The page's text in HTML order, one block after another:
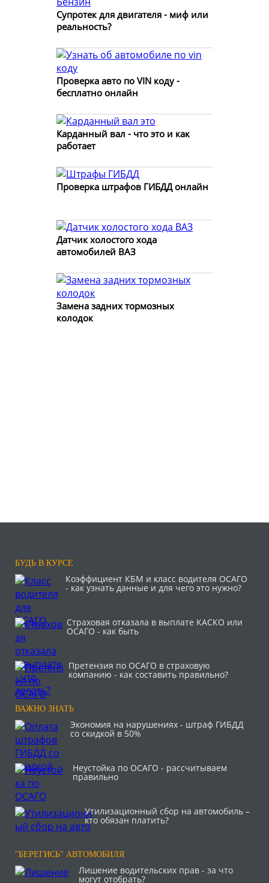
Супротек для двигателя - миф или
реальность?
Проверка авто по VIN коду -
бесплатно онлайн
Карданный вал - что это и как
работает
Проверка штрафов ГИБДД онлайн
Датчик холостого хода
автомобилей ВАЗ
Замена задних тормозных
колодок
БУДЬ В КУРСЕ
Коэффициент КБМ и класс водителя ОСАГО
- как узнать данные и для чего это нужно?
Страховая отказала в выплате КАСКО или
ОСАГО - как быть
Претензия по ОСАГО в страховую
компанию - как составить правильно?
ВАЖНО ЗНАТЬ
Экономия на нарушениях - штраф ГИБДД
со скидкой в 50%
Неустойка по ОСАГО - рассчитываем
правильно
Утилизационный сбор на автомобиль –
кто обязан платить?
"БЕРЕГИСЬ" АВТОМОБИЛЯ
Лишение водительских прав - за что
могут отобрать?